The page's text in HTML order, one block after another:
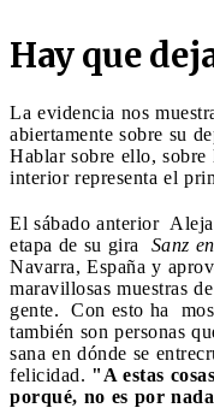
Hay que
La evidencia nos
abiertamente sobre su
Hablar sobre ello, sobre
interior representa el
El sábado anterior
etapa de su gira Sanz
Navarra, España y
maravillosas muestras
gente. Con esto ha
también son personas
sana en dónde se
felicidad. "A estas
porqué, no es por